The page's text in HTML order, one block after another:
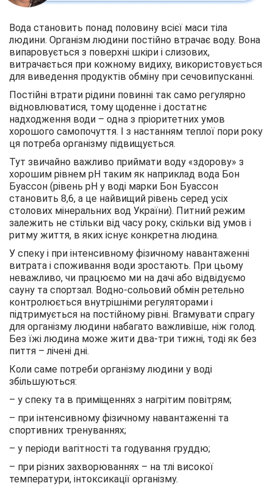
Вода становить понад половину всієї маси тіла
людини. Організм людини постійно втрачає воду. Вона
випаровується з поверхні шкіри і слизових,
витрачається при кожному видиху, використовується
для виведення продуктів обміну при сечовипусканні.
Постійні втрати рідини повинні так само регулярно
відновлюватися, тому щоденне і достатнє
надходження води – одна з пріоритетних умов
хорошого самопочуття. І з настанням теплої пори року
ця потреба організму підвищується.
Тут звичайно важливо приймати воду «здорову» з
хорошим рівнем pH таким як наприклад вода Бон
Буассон (рівень pH у воді марки Бон Буассон
становить 8,6, а це найвищий рівень серед усіх
столових мінеральних вод України). Питний режим
залежить не стільки від часу року, скільки від умов і
ритму життя, в яких існує конкретна людина.
У спеку і при інтенсивному фізичному навантаженні
витрата і споживання води зростають. При цьому
неважливо, чи працюємо ми на дачі або відвідуємо
сауну та спортзал. Водно-сольовий обмін ретельно
контролюється внутрішніми регуляторами і
підтримується на постійному рівні. Вгамувати спрагу
для організму людини набагато важливіше, ніж голод.
Без їжі людина може жити два-три тижні, тоді як без
пиття – лічені дні.
Коли саме потреби організму людини у воді
збільшуються:
– у спеку та в приміщеннях з нагрітим повітрям;
– при інтенсивному фізичному навантаженні та
спортивних тренуваннях;
– у періоди вагітності та годування груддю;
– при різних захворюваннях – на тлі високої
температури, інтоксикації організму.